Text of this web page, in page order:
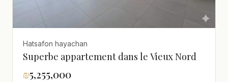
Hatsafon hayachan
Superbe appartement dans le Vieux Nord
₪5,255,000